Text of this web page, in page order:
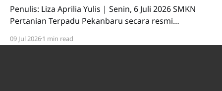
Penulis: Liza Aprilia Yulis | Senin, 6 Juli 2026 SMKN
Pertanian Terpadu Pekanbaru secara resmi
(MPLS) Tahun Pelajaran 2026/2027 yang berlangsung
09 Jul 20261 min read